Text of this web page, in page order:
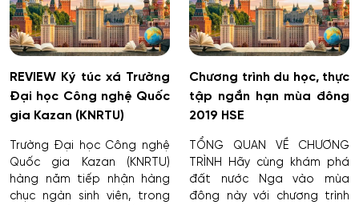
REVIEW Ký túc xá Trường
Đại học Công nghệ Quốc
gia Kazan (KNRTU)
Trường Đại học Công nghệ
Quốc gia Kazan (KNRTU)
hàng năm tiếp nhận hàng
chục ngàn sinh viên, trong
Chương trình du học, thực
tập ngắn hạn mùa đông
2019 HSE
TỔNG QUAN VỀ CHƯƠNG
TRÌNH Hãy cùng khám phá
đất nước Nga vào mùa
đông này với chương trình